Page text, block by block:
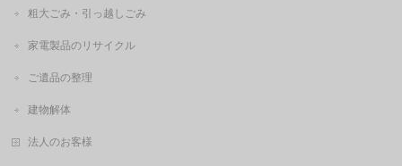
粗大ごみ・引っ越しごみ
家電製品のリサイクル
ご遺品の整理
建物解体
法人のお客様